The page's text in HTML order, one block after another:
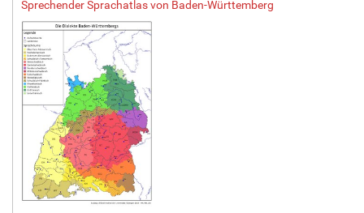
Sprechender Sprachatlas von Baden-Württemberg